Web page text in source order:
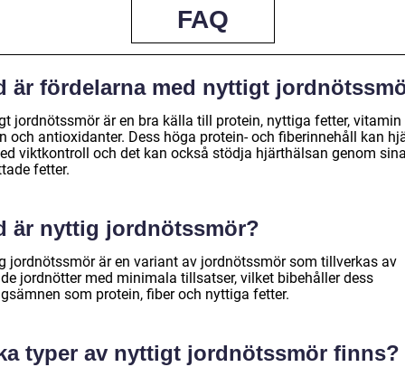
FAQ
är fördelarna med nyttigt
jordnötssmör är en bra källa till protein, nyttiga fetter, vitamin
och antioxidanter. Dess höga protein- och fiberinnehåll kan
viktkontroll och det kan också stödja hjärthälsan genom
fetter.
är nyttig jordnötssmör?
jordnötssmör är en variant av jordnötssmör som tillverkas av
jordnötter med minimala tillsatser, vilket bibehåller dess
som protein, fiber och nyttiga fetter.
typer av nyttigt jordnötssmör finns?